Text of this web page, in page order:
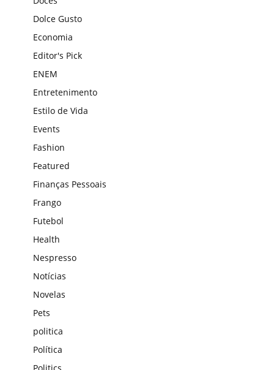
Dolce Gusto
Economia
Editor's Pick
ENEM
Entretenimento
Estilo de Vida
Events
Fashion
Featured
Finanças Pessoais
Frango
Futebol
Health
Nespresso
Notícias
Novelas
Pets
politica
Política